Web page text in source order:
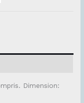
Dimension: